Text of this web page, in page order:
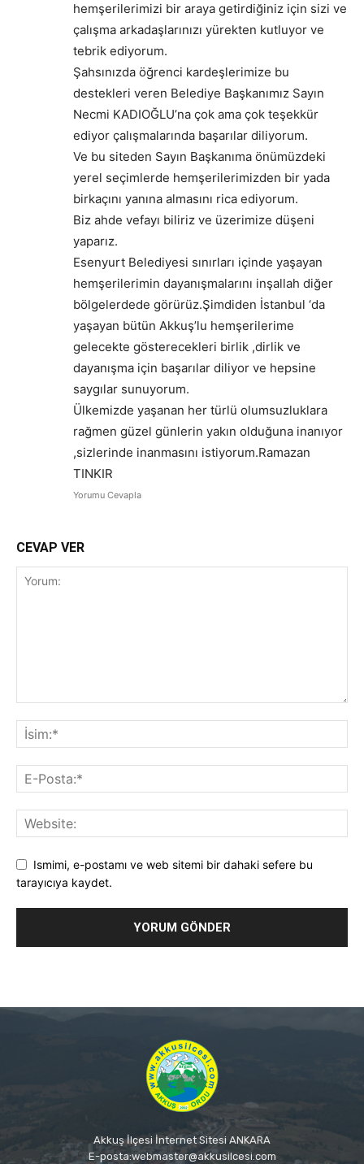
hemşerilerimizi bir araya getirdiğiniz için sizi ve
çalışma arkadaşlarınızı yürekten kutluyor ve
tebrik ediyorum.
Şahsınızda öğrenci kardeşlerimize bu
destekleri veren Belediye Başkanımız Sayın
Necmi KADIOĞLU’na çok ama çok teşekkür
ediyor çalışmalarında başarılar diliyorum.
Ve bu siteden Sayın Başkanıma önümüzdeki
yerel seçimlerde hemşerilerimizden bir yada
birkaçını yanına almasını rica ediyorum.
Biz ahde vefayı biliriz ve üzerimize düşeni
yaparız.
Esenyurt Belediyesi sınırları içinde yaşayan
hemşerilerimin dayanışmalarını inşallah diğer
bölgelerdede görürüz.Şimdiden İstanbul ‘da
yaşayan bütün Akkuş’lu hemşerilerime
gelecekte gösterecekleri birlik ,dirlik ve
dayanışma için başarılar diliyor ve hepsine
saygılar sunuyorum.
Ülkemizde yaşanan her türlü olumsuzluklara
rağmen güzel günlerin yakın olduğuna inanıyor
,sizlerinde inanmasını istiyorum.Ramazan
TINKIR
Yorumu Cevapla
CEVAP VER
Ismimi, e-postamı ve web sitemi bir dahaki sefere bu
tarayıcıya kaydet.
Akkuş İlçesi İnternet Sitesi ANKARA
E-posta:webmaster@akkusilcesi.com